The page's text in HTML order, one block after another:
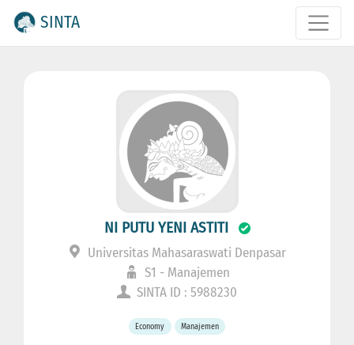
SINTA
NI PUTU YENI ASTITI
Universitas Mahasaraswati Denpasar
S1 - Manajemen
SINTA ID : 5988230
Economy Manajemen